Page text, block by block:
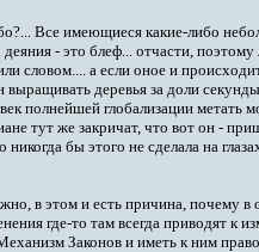
Все имеющиеся какие-либо
- это блеф... отчасти,
словом.... а если оное и
деревья за доли
полнейшей глобализации
тут же закричат, что вот он -
бы этого не сделала на
в этом и есть причина,
где-то там всегда приводят к
Законов и иметь к ним